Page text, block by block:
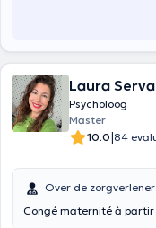
Laura
Psycholoog
Master
10.0|84
Over de zorgverlener
Congé maternité à